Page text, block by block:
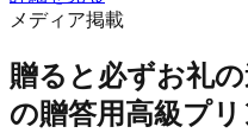
メディア掲載
贈ると必ずお礼
の贈答用高級プ